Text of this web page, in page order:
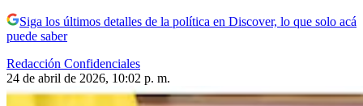
Siga los últimos detalles de la política en Discover, lo que solo acá
puede saber
Redacción Confidenciales
24 de abril de 2026, 10:02 p. m.